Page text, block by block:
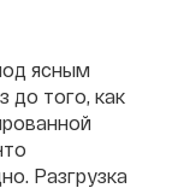
ясным
до того, как
Разгрузка